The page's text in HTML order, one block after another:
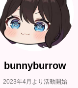
bunnyburrow
2023年4月より活動開始